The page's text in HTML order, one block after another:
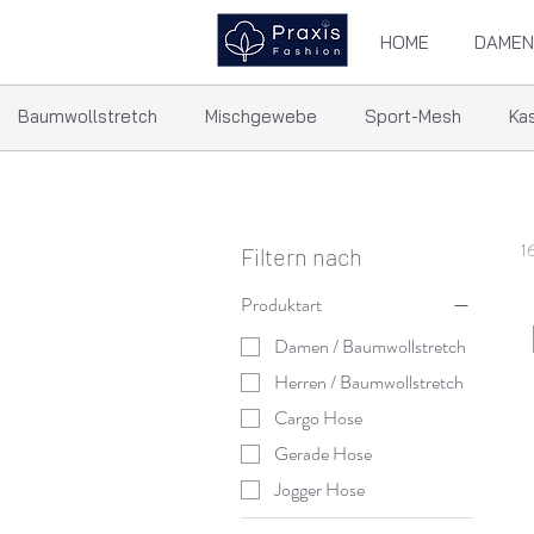
HOME DAMEN
Baumwollstretch Mischgewebe Sport-Mesh
Filtern nach
Produktart
Damen / Baumwollstretch
Herren / Baumwollstretch
Cargo Hose
Gerade Hose
Jogger Hose